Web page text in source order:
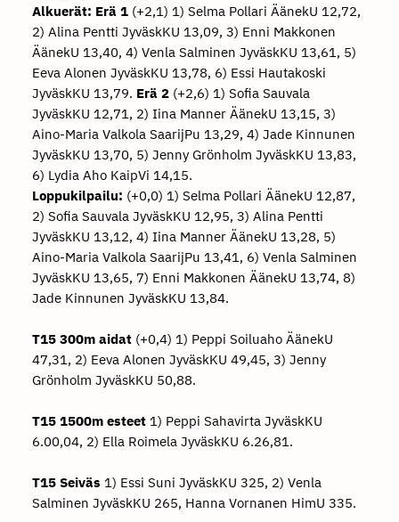
Alkuerät: Erä 1(+2,1) 1) Selma Pollari ÄänekU 12,72,
2) Alina Pentti JyväskKU 13,09, 3) Enni Makkonen
ÄänekU 13,40, 4) Venla Salminen JyväskKU 13,61, 5)
Eeva Alonen JyväskKU 13,78, 6) Essi Hautakoski
JyväskKU 13,79. Erä 2(+2,6) 1) Sofia Sauvala
JyväskKU 12,71, 2) Iina Manner ÄänekU 13,15, 3)
Aino-Maria Valkola SaarijPu 13,29, 4) Jade Kinnunen
JyväskKU 13,70, 5) Jenny Grönholm JyväskKU 13,83,
6) Lydia Aho KaipVi 14,15.
Loppukilpailu: (+0,0) 1) Selma Pollari ÄänekU 12,87,
2) Sofia Sauvala JyväskKU 12,95, 3) Alina Pentti
JyväskKU 13,12, 4) Iina Manner ÄänekU 13,28, 5)
Aino-Maria Valkola SaarijPu 13,41, 6) Venla Salminen
JyväskKU 13,65, 7) Enni Makkonen ÄänekU 13,74, 8)
Jade Kinnunen JyväskKU 13,84.
T15 300m aidat(+0,4) 1) Peppi Soiluaho ÄänekU
47,31, 2) Eeva Alonen JyväskKU 49,45, 3) Jenny
Grönholm JyväskKU 50,88.
T15 1500m esteet1) Peppi Sahavirta JyväskKU
6.00,04, 2) Ella Roimela JyväskKU 6.26,81.
T15 Seiväs 1) Essi Suni JyväskKU 325, 2) Venla
Salminen JyväskKU 265, Hanna Vornanen HimU 335.